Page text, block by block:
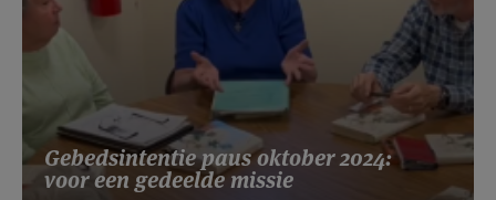
Gebedsintentie paus oktober 2024:
voor een gedeelde missie